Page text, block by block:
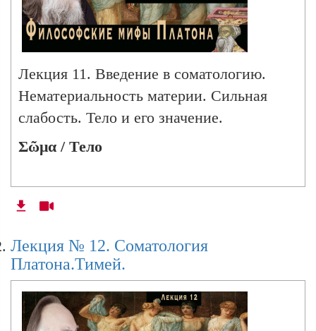
Лекция 11. Введение в соматологию.
Нематериальность материи. Сильная
слабость. Тело и его значение.
Σῶμα / Тело
Лекция № 12. Соматология
Платона.Тимей.